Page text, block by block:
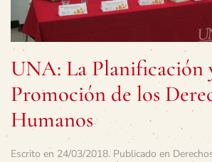
UNA: La Planificación
Promoción de los
Humanos
Escrito en 24/03/2018. Publicado en